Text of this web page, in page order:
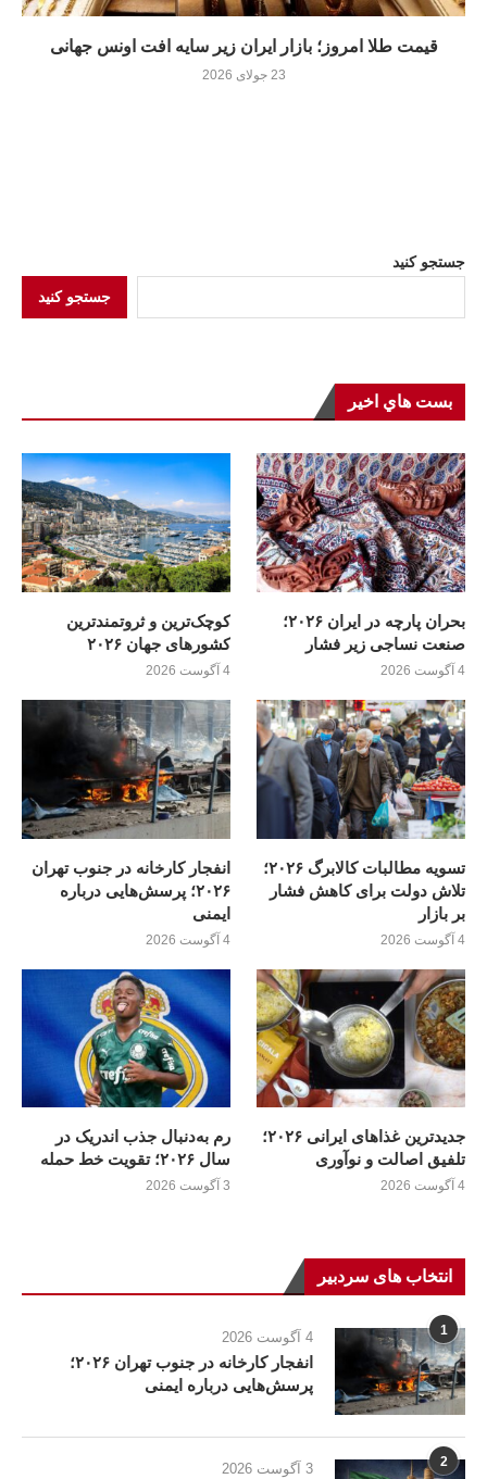
قیمت طلا امروز؛ بازار ایران زیر سایه افت اونس جهانی
23 جولای 2026
جستجو کنید
جستجو کنید
بست هاي اخير
بحران پارچه در ایران ۲۰۲۶؛
صنعت نساجی زیر فشار
4 آگوست 2026
کوچک‌ترین و ثروتمندترین
کشورهای جهان ۲۰۲۶
4 آگوست 2026
تسویه مطالبات کالابرگ ۲۰۲۶؛
تلاش دولت برای کاهش فشار
بر بازار
4 آگوست 2026
انفجار کارخانه در جنوب تهران
۲۰۲۶؛ پرسش‌هایی درباره
ایمنی
4 آگوست 2026
جدیدترین غذاهای ایرانی ۲۰۲۶؛
تلفیق اصالت و نوآوری
4 آگوست 2026
رم به‌دنبال جذب اندریک در
سال ۲۰۲۶؛ تقویت خط حمله
3 آگوست 2026
انتخاب های سردبیر
1 4 آگوست 2026
انفجار کارخانه در جنوب تهران ۲۰۲۶؛
پرسش‌هایی درباره ایمنی
2 3 آگوست 2026